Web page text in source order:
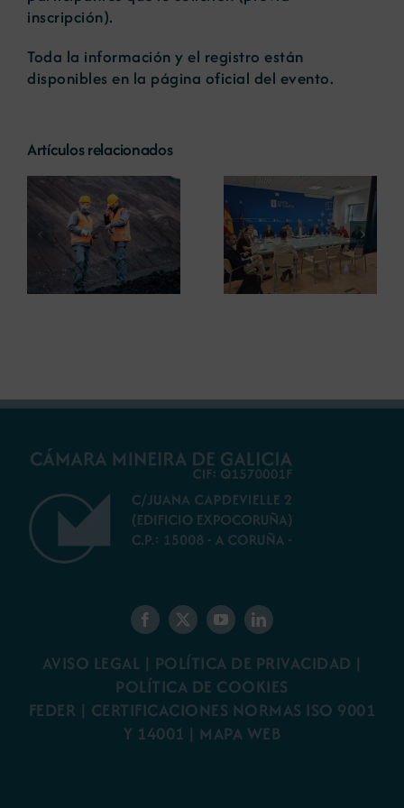
inscripción).
Toda la información y el registro están
disponibles en la página oficial del evento.
Artículos relacionados
La COMG
participa en la
primera reunión
de los grupos de
trabajo del
Consello da
La UDC analiza el
papel de las
materias primas
minerales en la
descarbonización
AVISO LEGAL | POLÍTICA DE PRIVACIDAD |
POLÍTICA DE COOKIES
FEDER | CERTIFICACIONES NORMAS ISO 9001
Y 14001 | MAPA WEB